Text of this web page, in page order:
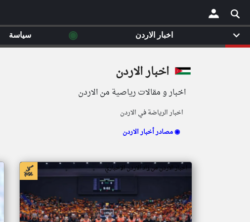
× اخبار الاردن
اخبار و مقالات رياصية من الاردن
اخبار الرياضة في الاردن
مصادر أخبار الاردن ◉
اخبار الاردن من زاد الاردن الاخباري
اخبار الاردن ◉ سياسة